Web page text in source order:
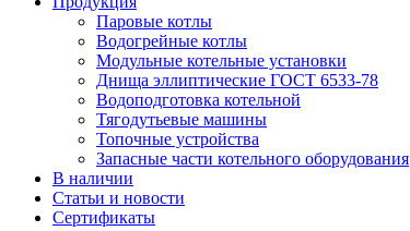
Паровые котлы
Водогрейные котлы
Модульные котельные установки
Днища эллиптические ГОСТ 6533-78
Водоподготовка котельной
Тягодутьевые машины
Топочные устройства
Запасные части котельного оборудования
В наличии
Статьи и новости
Сертификаты